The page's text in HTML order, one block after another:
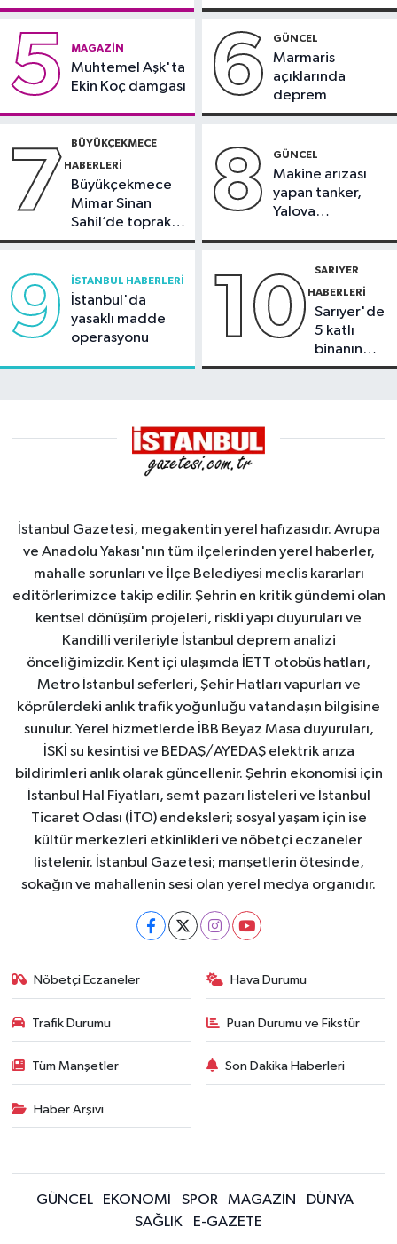
balkonu yıkıldı
görüntülendi
5 MAGAZIN
Muhtemel Aşk'ta
Ekin Koç damgası
6 GÜNCEL
Marmaris
açıklarında
deprem
7 BÜYÜKÇEKMECE
HABERLERI
Büyükçekmece
Mimar Sinan
Sahil’de toprak
kayması
8 GÜNCEL
Makine arızası
yapan tanker,
Yalova
9 İSTANBUL HABERLERI
İstanbul'da
yasaklı madde
operasyonu
10 SARIYER
HABERLERI
Sarıyer'de
5 katlı
binanın
çatısında
İstanbul Gazetesi, megakentin yerel hafızasıdır. Avrupa
ve Anadolu Yakası'nın tüm ilçelerinden yerel haberler,
mahalle sorunları ve İlçe Belediyesi meclis kararları
editörlerimizce takip edilir. Şehrin en kritik gündemi olan
kentsel dönüşüm projeleri, riskli yapı duyuruları ve
Kandilli verileriyle İstanbul deprem analizi
önceliğimizdir. Kent içi ulaşımda İETT otobüs hatları,
Metro İstanbul seferleri, Şehir Hatları vapurları ve
köprülerdeki anlık trafik yoğunluğu vatandaşın bilgisine
sunulur. Yerel hizmetlerde İBB Beyaz Masa duyuruları,
İSKİ su kesintisi ve BEDAŞ/AYEDAŞ elektrik arıza
bildirimleri anlık olarak güncellenir. Şehrin ekonomisi için
İstanbul Hal Fiyatları, semt pazarı listeleri ve İstanbul
Ticaret Odası (İTO) endeksleri; sosyal yaşam için ise
kültür merkezleri etkinlikleri ve nöbetçi eczaneler
listelenir. İstanbul Gazetesi; manşetlerin ötesinde,
sokağın ve mahallenin sesi olan yerel medya organıdır.
Nöbetçi Eczaneler Hava Durumu
Trafik Durumu Puan Durumu ve Fikstür
Tüm Manşetler Son Dakika Haberleri
Haber Arşivi
GÜNCEL EKONOMİ SPOR MAGAZİN
DÜNYA
SAĞLIK
E-GAZETE